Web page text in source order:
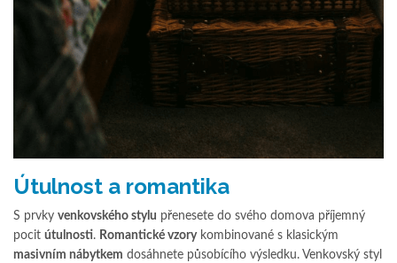
Útulnost a romantika
S prvky venkovského stylu přenesete do svého domova příjemný
pocit útulnosti. Romantické vzorykombinované s klasickým
masivním nábytkem dosáhnete působícího výsledku. Venkovský styl